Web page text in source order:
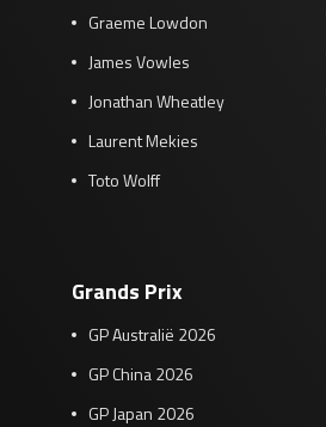
Graeme Lowdon
James Vowles
Jonathan Wheatley
Laurent Mekies
Toto Wolff
Grands Prix
GP Australië 2026
GP China 2026
GP Japan 2026